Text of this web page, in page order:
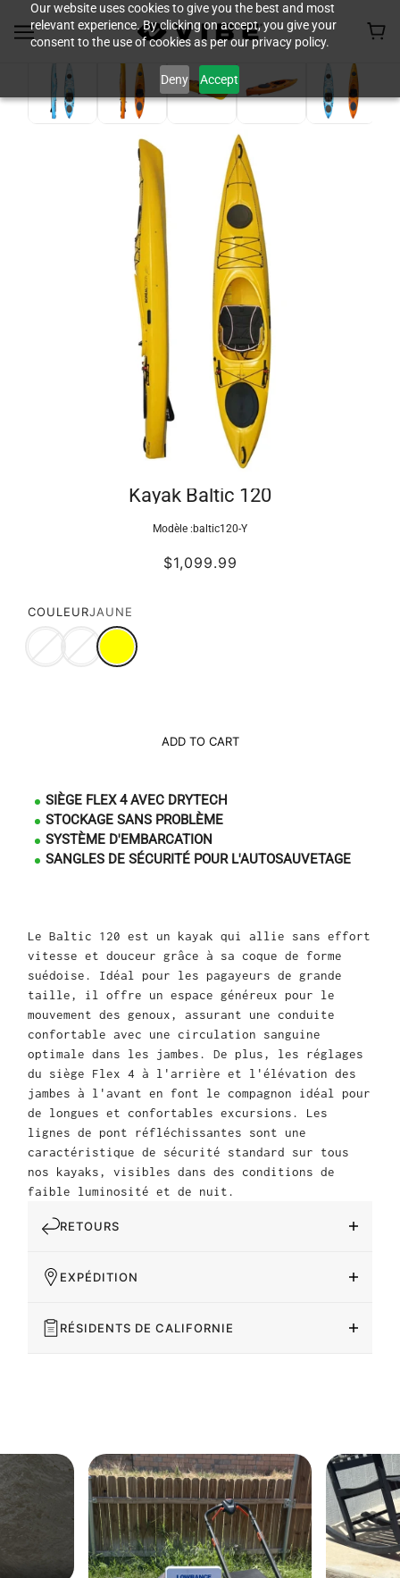
Our website uses cookies to give you the best and most
relevant experience. By clicking on accept, you give your
consent to the use of cookies as per our privacy policy.
Deny Accept
Kayak Baltic 120
Modèle :baltic120-Y
$1,099.99
COULEURJAUNE
ADD TO CART
SIÈGE FLEX 4 AVEC DRYTECH
STOCKAGE SANS PROBLÈME
SYSTÈME D'EMBARCATION
SANGLES DE SÉCURITÉ POUR L'AUTOSAUVETAGE
Le Baltic 120 est un kayak qui allie sans effort
vitesse et douceur grâce à sa coque de forme
suédoise. Idéal pour les pagayeurs de grande
taille, il offre un espace généreux pour le
mouvement des genoux, assurant une conduite
confortable avec une circulation sanguine
optimale dans les jambes. De plus, les réglages
du siège Flex 4 à l'arrière et l'élévation des
jambes à l'avant en font le compagnon idéal pour
de longues et confortables excursions. Les
lignes de pont réfléchissantes sont une
caractéristique de sécurité standard sur tous
nos kayaks, visibles dans des conditions de
faible luminosité et de nuit.
RETOURS
EXPÉDITION
RÉSIDENTS DE CALIFORNIE